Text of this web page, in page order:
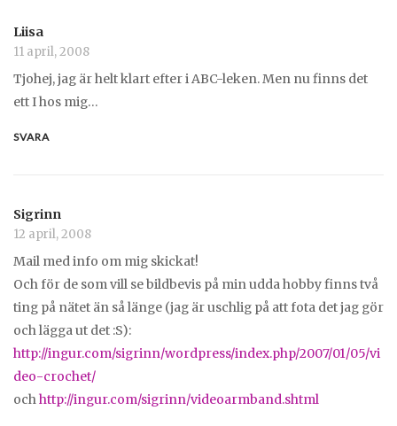
Liisa
11 april, 2008
Tjohej, jag är helt klart efter i ABC-leken. Men nu finns det
ett I hos mig…
SVARA
Sigrinn
12 april, 2008
Mail med info om mig skickat!
Och för de som vill se bildbevis på min udda hobby finns två
ting på nätet än så länge (jag är uschlig på att fota det jag gör
och lägga ut det :S):
http://ingur.com/sigrinn/wordpress/index.php/2007/01/05/vi
deo-crochet/
ochhttp://ingur.com/sigrinn/videoarmband.shtml